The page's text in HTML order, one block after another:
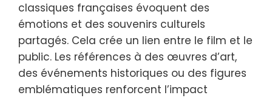
classiques françaises évoquent des
émotions et des souvenirs culturels
partagés. Cela crée un lien entre le film et le
public. Les références à des œuvres d’art,
des événements historiques ou des figures
emblématiques renforcent l’impact